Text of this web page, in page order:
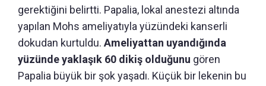
gerektiğini belirtti. Papalia, lokal anestezi altında
yapılan Mohs ameliyatıyla yüzündeki kanserli
dokudan kurtuldu. Ameliyattan uyandığında
yüzünde yaklaşık 60 dikiş olduğunu gören
Papalia büyük bir şok yaşadı. Küçük bir lekenin bu